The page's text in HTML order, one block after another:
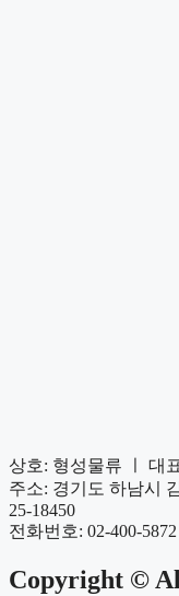
상호: 형성물류 ㅣ 대
주소: 경기도 하남시
25-18450
전화번호: 02-400-
Copyright ©